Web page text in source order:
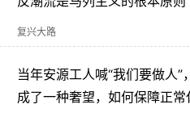
复兴大路
当年安源工人喊“我们要做人”
成了一种奢望，如何保障正常